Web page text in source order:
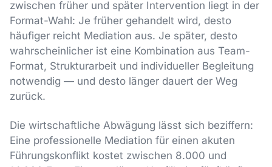
zwischen früher und später Intervention liegt in der
Format-Wahl: Je früher gehandelt wird, desto
häufiger reicht Mediation aus. Je später, desto
wahrscheinlicher ist eine Kombination aus Team-
Format, Strukturarbeit und individueller Begleitung
notwendig — und desto länger dauert der Weg
zurück.
Die wirtschaftliche Abwägung lässt sich beziffern:
Eine professionelle Mediation für einen akuten
Führungskonflikt kostet zwischen 8.000 und